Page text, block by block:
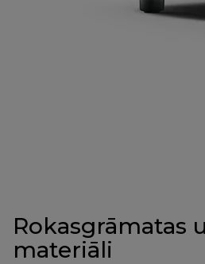
Rokasgrāmatas
materiāli